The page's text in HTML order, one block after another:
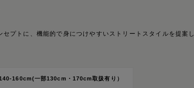
プトに、機能的で身につけやすいストリートスタイルを提案し
160cm(一部130cm・170cm取扱有り）